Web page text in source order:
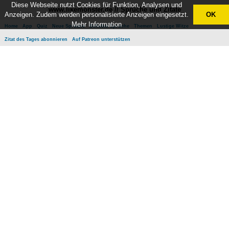
www.likemonster.de // Sprüche und Zitate
Home App Quiz Neue Sprüche Beliebte Sprüche Themen Lustige Witze
Zitat des Tages abonnieren Auf Patreon unterstützen
Diese Webseite nutzt Cookies für Funktion, Analysen und
Anzeigen. Zudem werden personalisierte Anzeigen eingesetzt.
Mehr Information
OK